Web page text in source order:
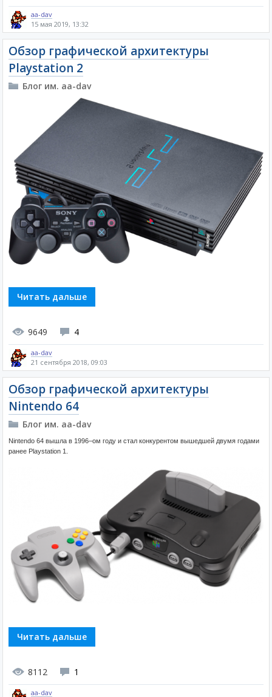
aa-dav
15 мая 2019, 13:32
Обзор графической архитектуры
Playstation 2
Блог им. aa-dav
Читать дальше
9649 4
aa-dav
21 сентября 2018, 09:03
Обзор графической архитектуры
Nintendo 64
Блог им. aa-dav
Nintendo 64 вышла в 1996–ом году и стал конкурентом вышедшей двумя годами
ранее Playstation 1.
Читать дальше
8112 1
aa-dav